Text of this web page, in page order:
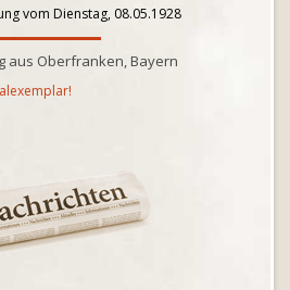
vom Dienstag, 08.05.1928
aus Oberfranken, Bayern